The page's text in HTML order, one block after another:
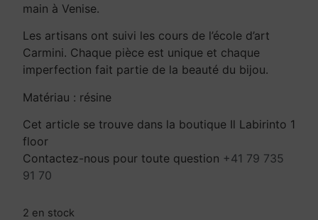
main à Venise.
Les artisans ont suivi les cours de l’école d’art
Carmini. Chaque pièce est unique et chaque
imperfection fait partie de la beauté du bijou.
Matériau : résine
Cet article se trouve dans la boutique Il Labirinto 1
floor
Contactez-nous pour toute question +41 79 735
91 70
2 en stock